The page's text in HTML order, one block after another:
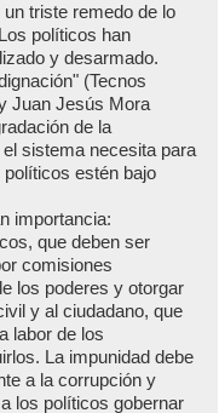
triste remedo de lo
políticos han
y desarmado.
(Tecnos
Juan Jesús Mora
de la
sistema necesita para
estén bajo
importancia:
que deben ser
comisiones
los poderes y otorgar
y al ciudadano, que
labor de los
La impunidad debe
a la corrupción y
los políticos gobernar